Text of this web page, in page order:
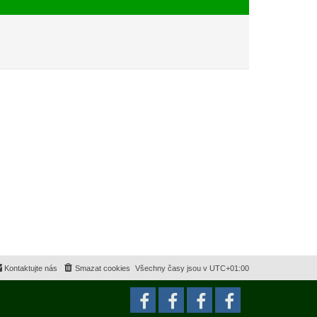
Všechny časy jsou v UTC+01:00
Smazat cookies
Kontaktujte nás